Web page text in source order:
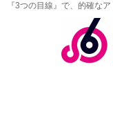
『3つの目線』で、的確なア